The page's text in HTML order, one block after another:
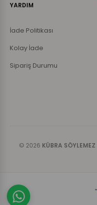
YARDIM
İade Politikası
Kolay İade
Sipariş Durumu
© 2026 KÜBRA SÖYLEMEZ